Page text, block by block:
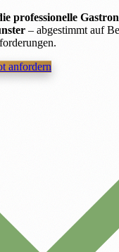
professionelle
– abgestimmt auf
anfordern